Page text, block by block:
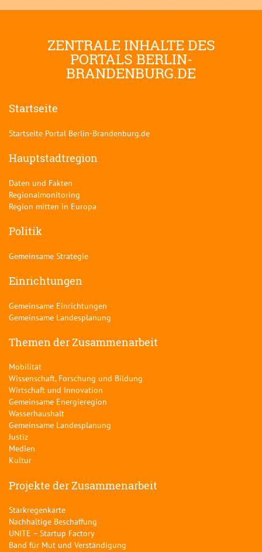
ZENTRALE INHALTE DES
PORTALS BERLIN-
BRANDENBURG.DE
Startseite
Startseite Portal Berlin-Brandenburg.de
Hauptstadtregion
Daten und Fakten
Regionalmonitoring
Region mitten in Europa
Politik
Gemeinsame Strategie
Einrichtungen
Gemeinsame Einrichtungen
Gemeinsame Landesplanung
Themen der Zusammenarbeit
Mobilität
Wissenschaft, Forschung und Bildung
Wirtschaft und Innovation
Gemeinsame Energieregion
Wasserhaushalt
Gemeinsame Landesplanung
Justiz
Medien
Kultur
Projekte der Zusammenarbeit
Starkregenkarte
Nachhaltige Beschaffung
UNITE – Startup Factory
Band für Mut und Verständigung